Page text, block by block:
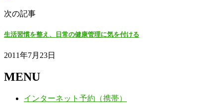
次の記事
生活習慣を整え、日常の健康管理に気を付ける
2011年7月23日
MENU
インターネット予約（携帯）